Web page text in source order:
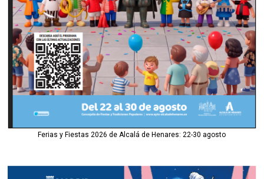
Ferias y Fiestas 2026 de Alcalá de Henares: 22-30 agosto